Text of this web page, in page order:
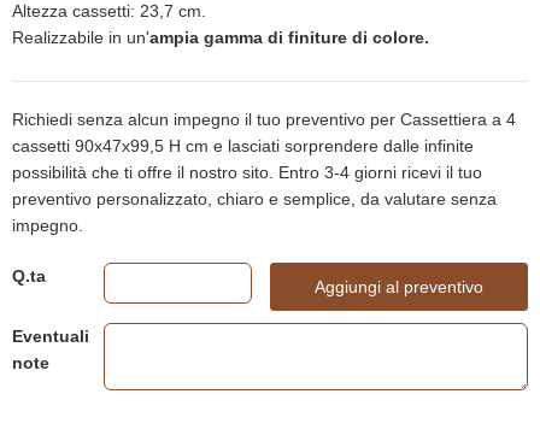
Altezza cassetti: 23,7 cm.
Realizzabile in un'ampia gamma di finiture di colore.
Richiedi senza alcun impegno il tuo preventivo per Cassettiera a 4
cassetti 90x47x99,5 H cm e lasciati sorprendere dalle infinite
possibilità che ti offre il nostro sito. Entro 3-4 giorni ricevi il tuo
preventivo personalizzato, chiaro e semplice, da valutare senza
impegno.
Q.ta
Aggiungi al preventivo
Eventuali
note